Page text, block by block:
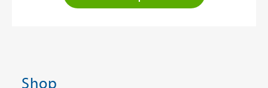
Shop